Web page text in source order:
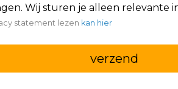
Wij sturen je alleen relevante
statement lezen kan hier
verzend